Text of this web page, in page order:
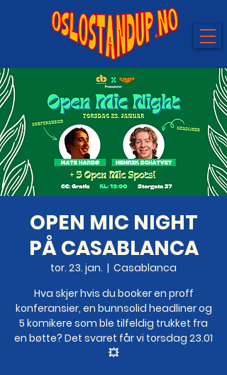
OPEN MIC NIGHT
PÅ CASABLANCA
tor. 23. jan.
  |
Casablanca
Hva skjer hvis du booker en proff
konferansier, en bunnsolid headliner og
5 komikere som ble tilfeldig trukket fra
en bøtte? Det svaret får vi torsdag 23.01
💥